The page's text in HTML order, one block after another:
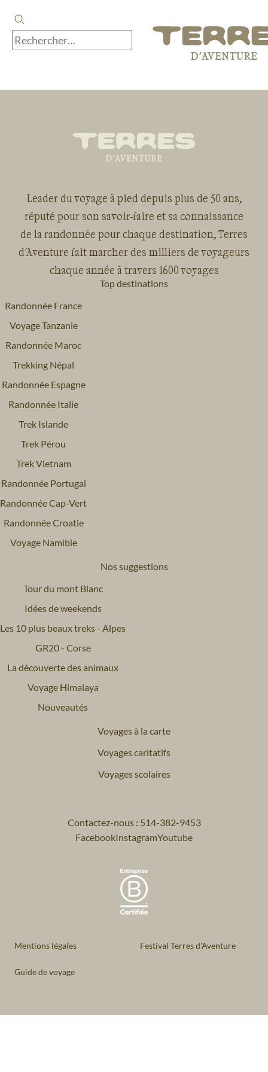
Leader du voyage à pied depuis plus de 50 ans,
réputé pour son savoir-faire et sa connaissance
de la randonnée pour chaque destination, Terres
d'Aventure fait marcher des milliers de voyageurs
chaque année à travers 1600 voyages
Top destinations
Randonnée France
Voyage Tanzanie
Randonnée Maroc
Trekking Népal
Randonnée Espagne
Randonnée Italie
Trek Islande
Trek Pérou
Trek Vietnam
Randonnée Portugal
Randonnée Cap-Vert
Randonnée Croatie
Voyage Namibie
Nos suggestions
Tour du mont Blanc
Idées de weekends
Les 10 plus beaux treks - Alpes
GR20 - Corse
La découverte des animaux
Voyage Himalaya
Nouveautés
Voyages à la carte
Voyages caritatifs
Voyages scolaires
Contactez-nous : 514-382-9453
FacebookInstagramYoutube
Mentions légales Festival Terres d'Aventure
Guide de voyage